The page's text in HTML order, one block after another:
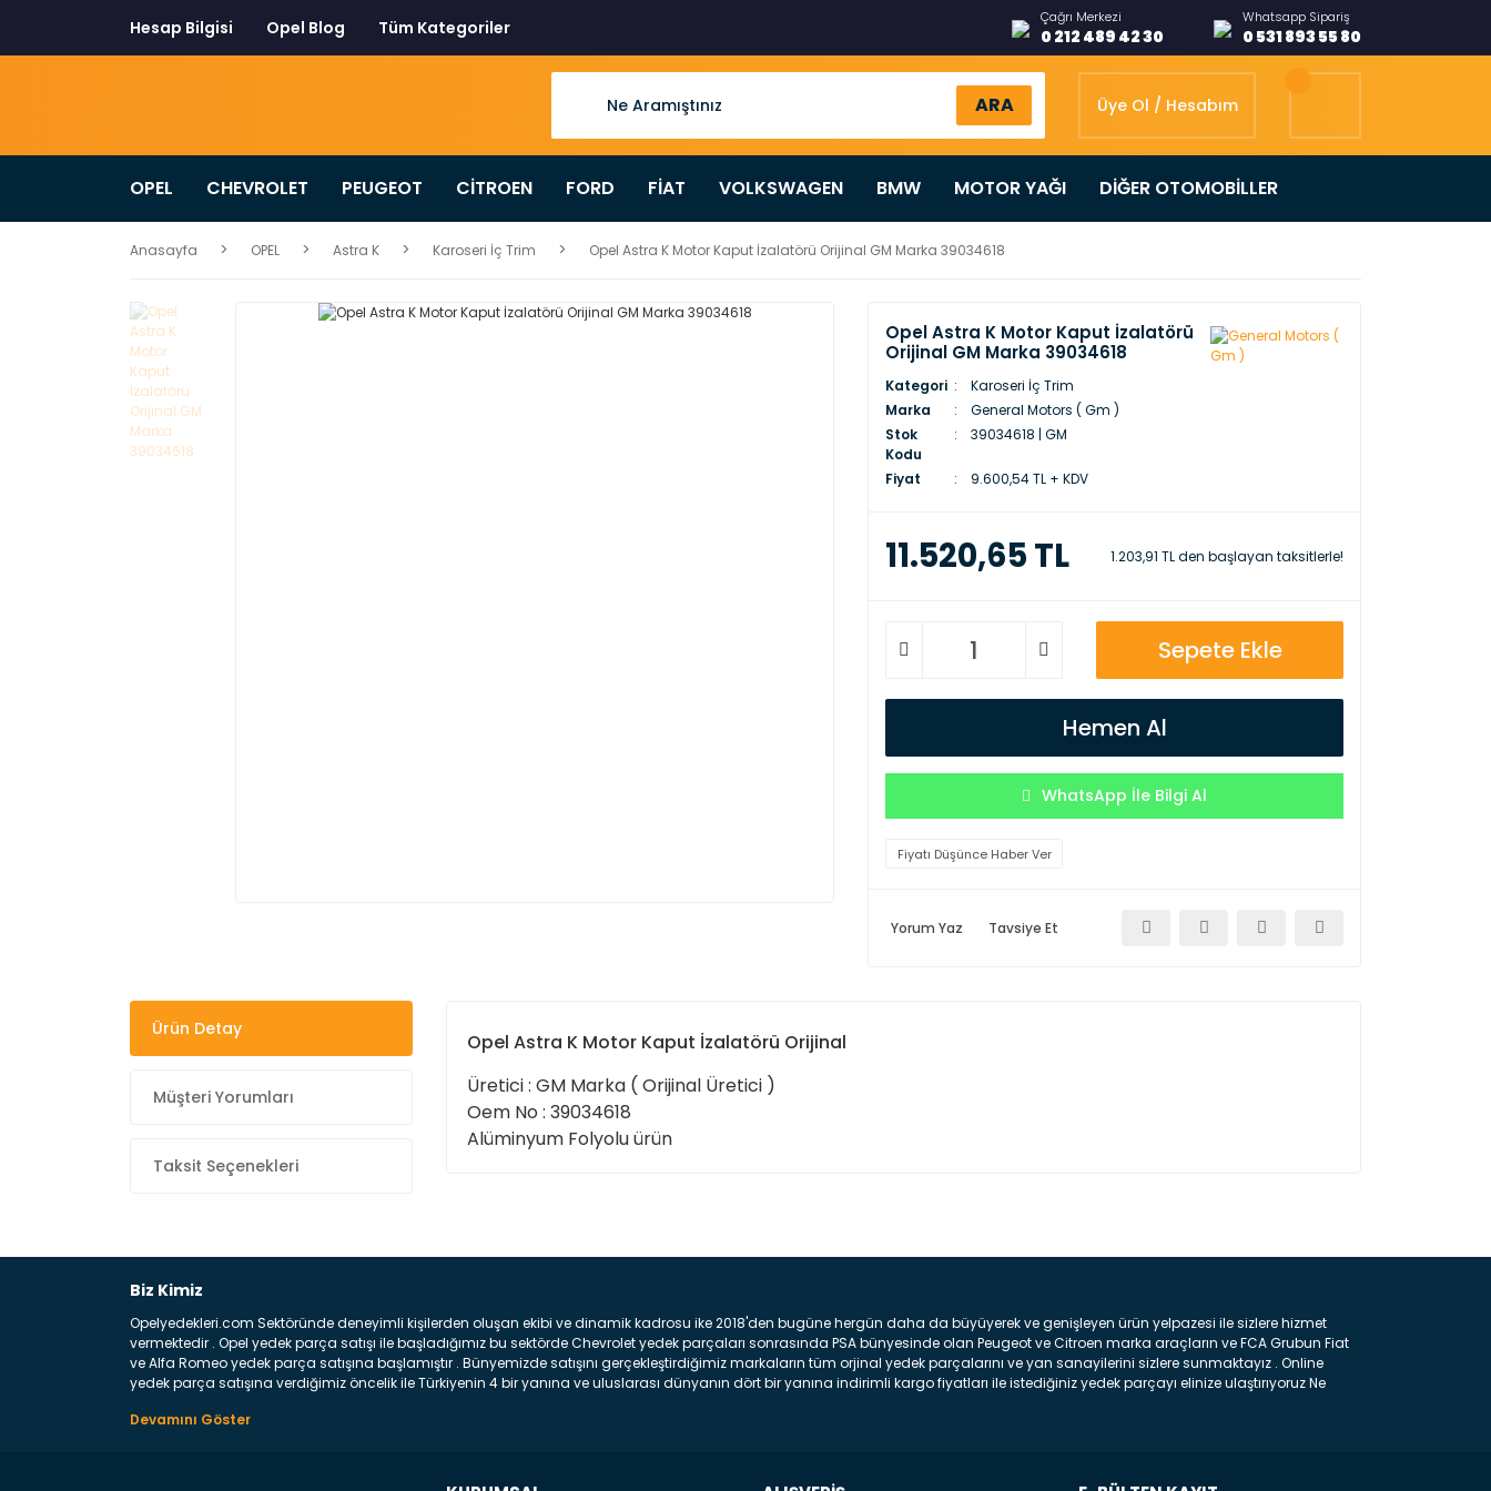
Hesap Bilgisi Opel Blog Tüm Kategoriler Çağrı Merkezi
0 212 489 42 30
Whatsapp Sipariş
0 531 893 55 80
ARA Üye Ol / Hesabım
OPEL CHEVROLET PEUGEOT CİTROEN FORD FİAT VOLKSWAGEN BMW MOTOR YAĞI DİĞER OTOMOBİLLER
Anasayfa OPEL Astra K Karoseri İç Trim Opel Astra K Motor Kaput İzalatörü Orijinal GM Marka 39034618
Opel Astra K Motor Kaput İzalatörü
Orijinal GM Marka 39034618
Kategori
Karoseri İç Trim
Marka
General Motors ( Gm )
Stok
Kodu
39034618 | GM
Fiyat 9.600,54 TL + KDV
11.520,65 TL 1.203,91 TL den başlayan taksitlerle!
Sepete Ekle
Hemen Al
WhatsApp İle Bilgi Al
Fiyatı Düşünce Haber Ver
Yorum Yaz Tavsiye Et
Ürün Detay
Müşteri Yorumları
Taksit Seçenekleri
Opel Astra K Motor Kaput İzalatörü Orijinal
Üretici : GM Marka ( Orijinal Üretici )
Oem No : 39034618
Alüminyum Folyolu ürün
Biz Kimiz
Opelyedekleri.com Sektöründe deneyimli kişilerden oluşan ekibi ve dinamik kadrosu ike 2018'den bugüne hergün daha da büyüyerek ve genişleyen ürün yelpazesi ile sizlere hizmet
vermektedir . Opel yedek parça satışı ile başladığımız bu sektörde Chevrolet yedek parçaları sonrasında PSA bünyesinde olan Peugeot ve Citroen marka araçların ve FCA Grubun Fiat
ve Alfa Romeo yedek parça satışına başlamıştır . Bünyemizde satışını gerçekleştirdiğimiz markaların tüm orjinal yedek parçalarını ve yan sanayilerini sizlere sunmaktayız . Online
yedek parça satışına verdiğimiz öncelik ile Türkiyenin 4 bir yanına ve uluslarası dünyanın dört bir yanına indirimli kargo fiyatları ile istediğiniz yedek parçayı elinize ulaştırıyoruz Ne
belirttiğimiz parçalar sizlere fikir sağlayacaktır. Ön Tampon : Aracınızın ön kısmında bulunan plastik darbe emici amacı ile yapılmış olan kaporta aksam parçasıdır. Çamurluk :
üretilmiş disk ile teması sayesinde durmayı sağlayan aksam parçadır . Fren Diski : Aracımızın ön ve arka tekerlerinde bulunan frenleme ana elemanıdır . Hangi Araçlara Yedek Parça